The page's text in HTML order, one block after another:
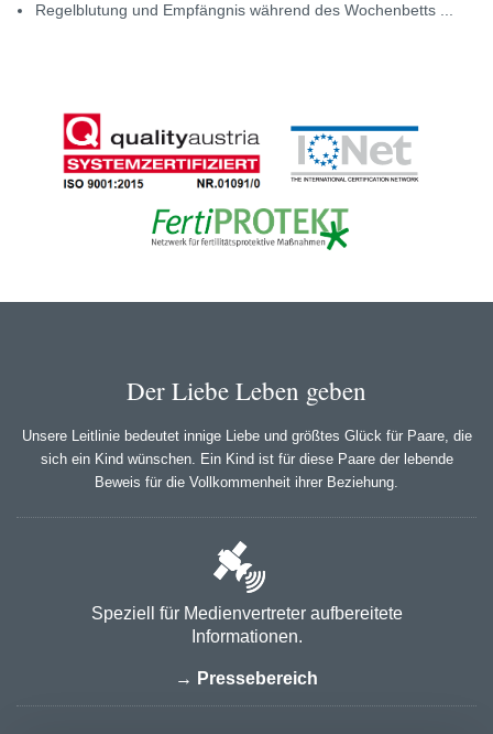
Regelblutung und Empfängnis während des Wochenbetts ...
Der Liebe Leben geben
Unsere Leitlinie bedeutet innige Liebe und größtes Glück für Paare, die
sich ein Kind wünschen. Ein Kind ist für diese Paare der lebende
Beweis für die Vollkommenheit ihrer Beziehung.
Speziell für Medienvertreter aufbereitete
Informationen.
→ Pressebereich